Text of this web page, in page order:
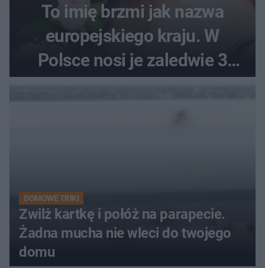
To imię brzmi jak nazwa
europejskiego kraju. W
Polsce nosi je zaledwie 3
kobiety
DOMOWE TRIKI
Zwilż kartkę i połóż na parapecie.
Żadna mucha nie wleci do twojego
domu